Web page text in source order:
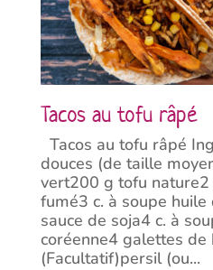
Tacos au tofu râpé
Tacos au tofu râpé
douces (de taille
vert200 g tofu nature2
fumé3 c. à soupe
sauce de soja4 c. à
coréenne4 galettes
(Facultatif)persil (ou...